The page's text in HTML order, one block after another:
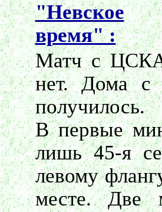
"Невское
время" :
Матч с ЦСКА
нет. Дома с
получилось.
В первые
лишь 45-я
левому
месте. Две